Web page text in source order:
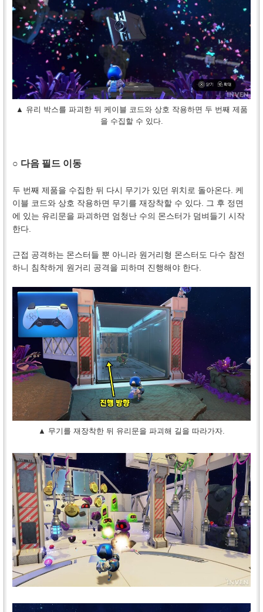
▲ 유리 박스를 파괴한 뒤 케이블 코드와 상호 작용하면 두 번째 제품
을 수집할 수 있다.
○ 다음 필드 이동
두 번째 제품을 수집한 뒤 다시 무기가 있던 위치로 돌아온다. 케
이블 코드와 상호 작용하면 무기를 재장착할 수 있다. 그 후 정면
에 있는 유리문을 파괴하면 엄청난 수의 몬스터가 덤벼들기 시작
한다.
근접 공격하는 몬스터들 뿐 아니라 원거리형 몬스터도 다수 참전
하니 침착하게 원거리 공격을 피하며 진행해야 한다.
▲ 무기를 재장착한 뒤 유리문을 파괴해 길을 따라가자.